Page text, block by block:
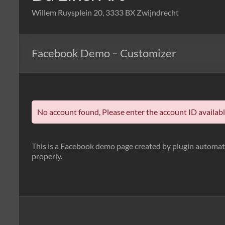
Willem Ruysplein 20, 3333 BX Zwijndrecht
Facebook Demo – Customizer
No account found, Please enter the account ID
This is a Facebook demo page created by plugin
properly.